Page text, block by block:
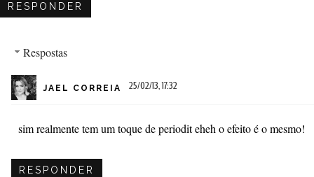
RESPONDER
Respostas
JAEL CORREIA 25/02/13, 17:32
sim realmente tem um toque de periodit eheh o efeito é o mesmo!
RESPONDER